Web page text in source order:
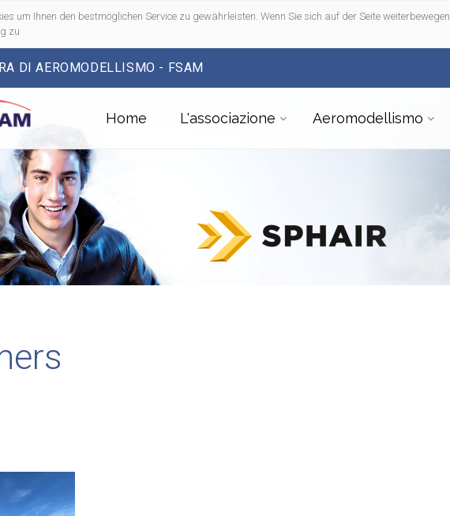
um Ihnen den bestmöglichen Service zu gewährleisten. Wenn Sie sich auf der Seite weiterbewegen
zu
DI AEROMODELLISMO - FSAM
Home L'associazione Aeromodellismo